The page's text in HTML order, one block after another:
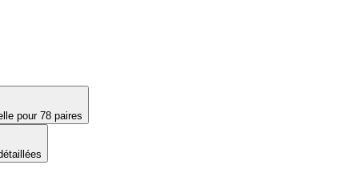
pour 78 paires